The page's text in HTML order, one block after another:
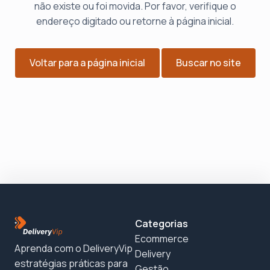
não existe ou foi movida. Por favor, verifique o
endereço digitado ou retorne à página inicial.
Voltar para a página inicial Buscar no site
Aprenda com o DeliveryVip
estratégias práticas para
Categorias
Ecommerce
Delivery